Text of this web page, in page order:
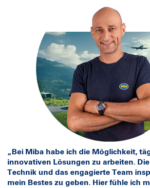
„Bei Miba habe ich die Möglichkeit,
innovativen Lösungen zu arbeiten.
Technik und das engagierte Team
mein Bestes zu geben. Hier fühle ich